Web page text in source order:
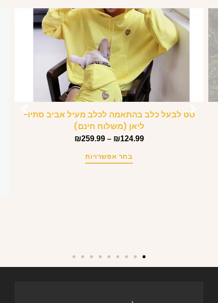
סט לבעל כלב בהתאמה לכלב מעיל אביב סתיו-
ליאן (משלוח חינם)
₪124.99
–
₪259.99
בחר אפשרויות